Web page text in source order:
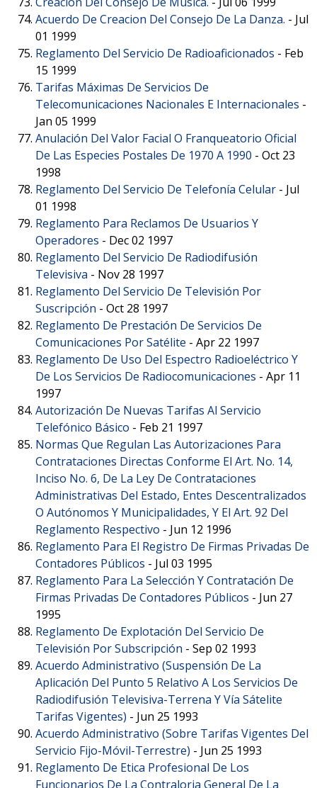
Acuerdo De Creacion Del Consejo De La Danza. - Jul
01 1999
Reglamento Del Servicio De Radioaficionados - Feb
15 1999
Tarifas Máximas De Servicios De
Telecomunicaciones Nacionales E Internacionales -
Jan 05 1999
Anulación Del Valor Facial O Franqueatorio Oficial
De Las Especies Postales De 1970 A 1990 - Oct 23
1998
Reglamento Del Servicio De Telefonía Celular - Jul
01 1998
Reglamento Para Reclamos De Usuarios Y
Operadores - Dec 02 1997
Reglamento Del Servicio De Radiodifusión
Televisiva - Nov 28 1997
Reglamento Del Servicio De Televisión Por
Suscripción - Oct 28 1997
Reglamento De Prestación De Servicios De
Comunicaciones Por Satélite - Apr 22 1997
Reglamento De Uso Del Espectro Radioeléctrico Y
De Los Servicios De Radiocomunicaciones - Apr 11
1997
Autorización De Nuevas Tarifas Al Servicio
Telefónico Básico - Feb 21 1997
Normas Que Regulan Las Autorizaciones Para
Contrataciones Directas Conforme El Art. No. 14,
Inciso No. 6, De La Ley De Contrataciones
Administrativas Del Estado, Entes Descentralizados
O Autónomos Y Municipalidades, Y El Art. 92 Del
Reglamento Respectivo - Jun 12 1996
Reglamento Para El Registro De Firmas Privadas De
Contadores Públicos - Jul 03 1995
Reglamento Para La Selección Y Contratación De
Firmas Privadas De Contadores Públicos - Jun 27
1995
Reglamento De Explotación Del Servicio De
Televisión Por Subscripción - Sep 02 1993
Acuerdo Administrativo (Suspensión De La
Aplicación Del Punto 5 Relativo A Los Servicios De
Radiodifusión Televisiva-Terrena Y Vía Sátelite
Tarifas Vigentes) - Jun 25 1993
Acuerdo Administrativo (Sobre Tarifas Vigentes Del
Servicio Fijo-Móvil-Terrestre) - Jun 25 1993
Reglamento De Etica Profesional De Los
Funcionarios De La Contraloria General De La